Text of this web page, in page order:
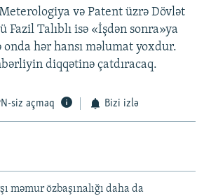
və Patent üzrə Dövlət
Fazil Talıblı isə «İşdən sonra»ya
hər hansı məlumat yoxdur.
diqqətinə çatdıracaq.
siz açmaq Bizi izlə
məmur özbaşınalığı daha da